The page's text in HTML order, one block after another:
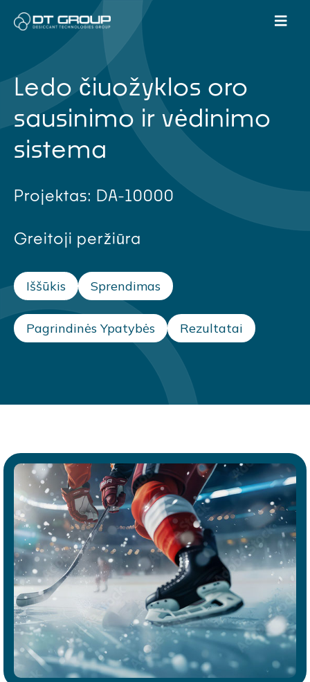
Ledo čiuožyklos oro
sausinimo ir vėdinimo
sistema
Projektas: DA-10000
Greitoji peržiūra
Iššūkis Sprendimas
Pagrindinės Ypatybės Rezultatai